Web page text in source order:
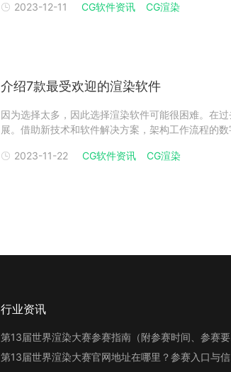
能强大，同时又简单易用。Cinema4D具有直观的界
2023-12-11 CG软件资讯 CG渲染
介绍7款最受欢迎的渲染软件
因为选择太多，因此选择渲染软件可能很困难。在
展。借助新技术和软件解决方案，架构工作流程的
用的渲染软件比早期功能要强大得多。以下是7种最
2023-11-22 CG软件资讯 CG渲染
行业资讯